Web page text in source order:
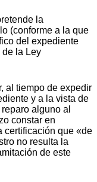
la
(conforme a la que
del expediente
de la Ley
al tiempo de expedir
y a la vista de
alguno al
constar en
certificación que «de
no resulta la
de este